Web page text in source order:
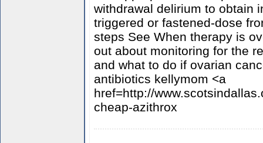
withdrawal delirium to obtain
triggered or fastened-dose
steps See When therapy is
out about monitoring for the
and what to do if ovarian
antibiotics kellymom <a
href=http://
cheap-azithrox